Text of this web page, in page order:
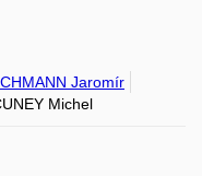
Jaromír
Michel